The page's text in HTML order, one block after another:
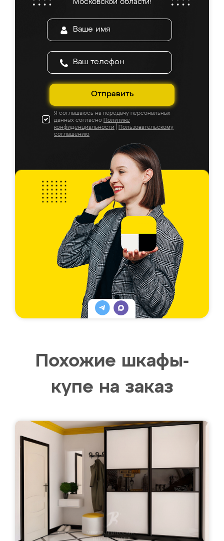
Московской области!
Отправить
Я соглашаюсь на передачу персональных
данных согласно Политике
конфиденциальности
Пользовательскому
соглашению
Похожие шкафы-
купе на заказ